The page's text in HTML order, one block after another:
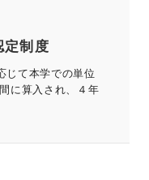
定制度
じて本学での単位
に算入され、４年